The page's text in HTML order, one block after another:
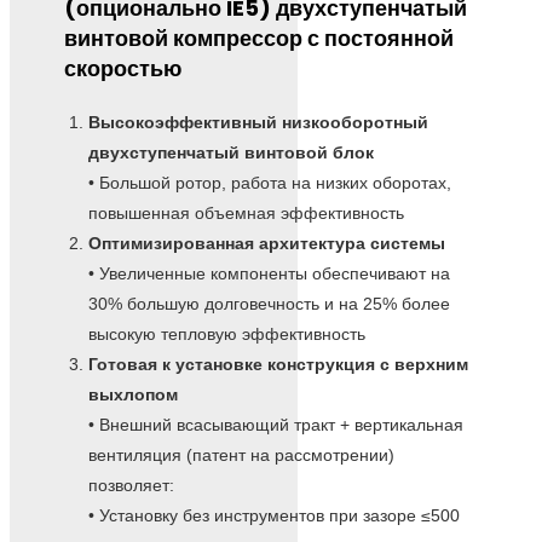
(опционально IE5) двухступенчатый
винтовой компрессор с постоянной
скоростью
Высокоэффективный низкооборотный
двухступенчатый винтовой блок
• Большой ротор, работа на низких оборотах,
повышенная объемная эффективность
Оптимизированная архитектура системы
• Увеличенные компоненты обеспечивают на
30% большую долговечность и на 25% более
высокую тепловую эффективность
Готовая к установке конструкция с верхним
выхлопом
• Внешний всасывающий тракт + вертикальная
вентиляция (патент на рассмотрении)
позволяет:
• Установку без инструментов при зазоре ≤500